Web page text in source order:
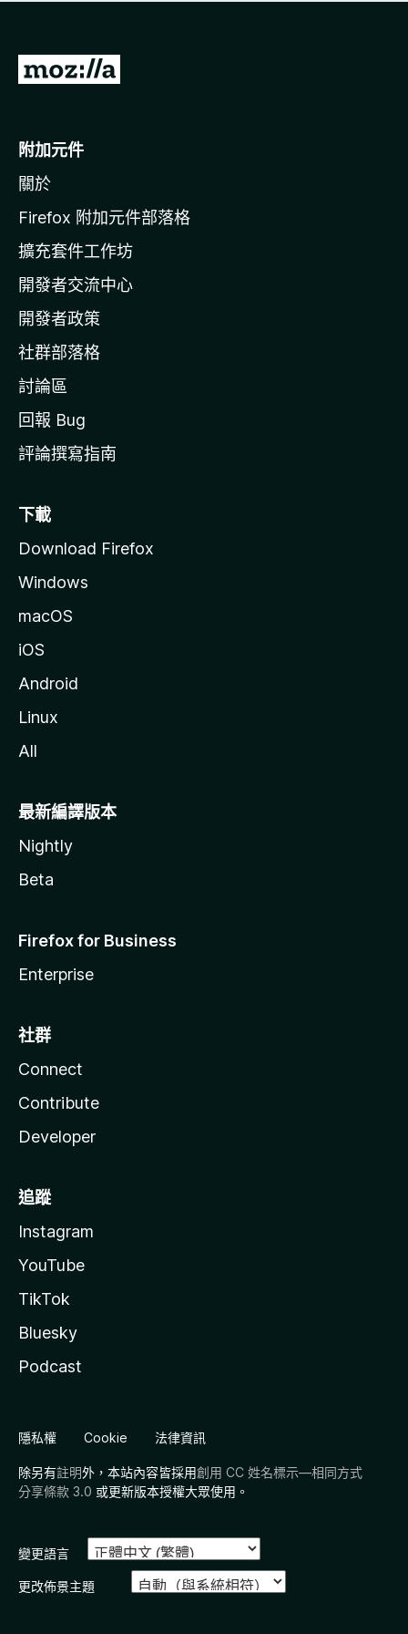
有
前
o
i
l
a
官
網
附加元件
關於
Firefox 附加元件部落格
擴充套件工作坊
開發者交流中心
開發者政策
社群部落格
討論區
回報 Bug
評論撰寫指南
下載
Download Firefox
Windows
macOS
iOS
Android
Linux
All
最新編譯版本
Nightly
Beta
Firefox for Business
Enterprise
社群
Connect
Contribute
Developer
追蹤
Instagram
YouTube
TikTok
Bluesky
Podcast
隱私權 Cookie 法律資訊
除另有註明外，本站內容皆採用創用 CC 姓名標示—相同方式
分享條款 3.0 或更新版本授權大眾使用。
變更語言
更改佈景主題